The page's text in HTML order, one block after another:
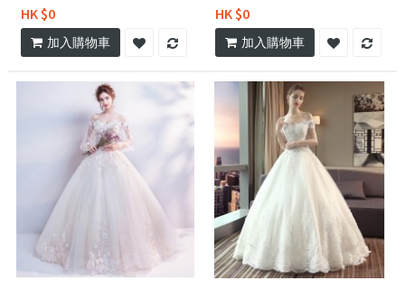
HK $0
加入購物車
HK $0
加入購物車